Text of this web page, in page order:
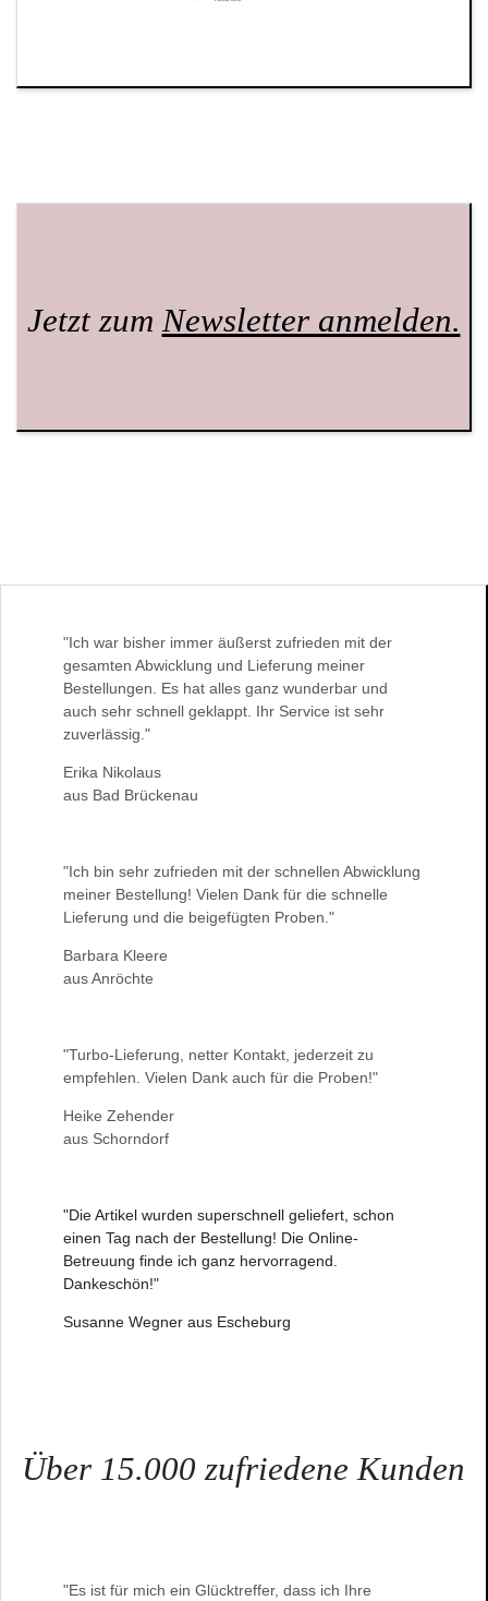
Jetzt zumNewsletter anmelden.
"Ich war bisher immer äußerst zufrieden mit der
gesamten Abwicklung und Lieferung meiner
Bestellungen. Es hat alles ganz wunderbar und
auch sehr schnell geklappt. Ihr Service ist sehr
zuverlässig."
Erika Nikolaus
aus Bad Brückenau
"Ich bin sehr zufrieden mit der schnellen Abwicklung
meiner Bestellung! Vielen Dank für die schnelle
Lieferung und die beigefügten Proben."
Barbara Kleere
aus Anröchte
"Turbo-Lieferung, netter Kontakt, jederzeit zu
empfehlen. Vielen Dank auch für die Proben!"
Heike Zehender
aus Schorndorf
"Die Artikel wurden superschnell geliefert, schon
einen Tag nach der Bestellung! Die Online-
Betreuung finde ich ganz hervorragend.
Dankeschön!"
Susanne Wegner aus Escheburg
Über 15.000 zufriedene Kunden
"Es ist für mich ein Glücktreffer, dass ich Ihre